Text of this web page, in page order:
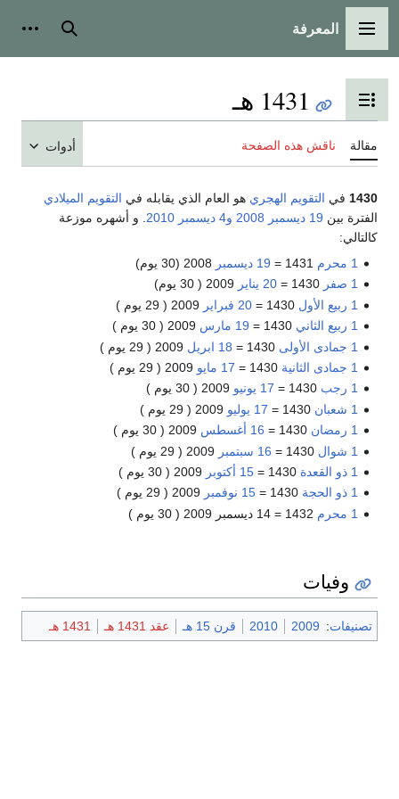
القائمة الرئيسية
المعرفة بحث
تبديل عرض جدول المحتويات
1431 هـ
مقالة ناقش هذه الصفحة أدوات
1430 في التقويم الهجري هو العام الذي يقابله في التقويم الميلادي
الفترة بين 19 ديسمبر 2008 و4 ديسمبر 2010 . و أشهره موزعة
كالتالي:
1 محرم
19 ديسمبر
1 صفر
1430 = 20 يناير
2009 ( 30 يوم)
1 ربيع الأول
1430 = 20 فبراير
2009 ( 29 يوم )
1 ربيع الثاني
1430 = 19 مارس
2009 ( 30 يوم )
1 جمادى الأولى
1430 = 18 ابريل
2009 ( 29 يوم )
1 جمادى الثانية
1430 = 17 مايو
2009 ( 29 يوم )
1 رجب
1430 = 17 يونيو
2009 ( 30 يوم )
1 شعبان
1430 = 17 يوليو
2009 ( 29 يوم )
1 رمضان
1430 = 16 أغسطس
2009 ( 30 يوم )
1 شوال
1430 = 16 سبتمبر
2009 ( 29 يوم )
1 ذو القعدة
1430 = 15 أكتوبر
2009 ( 30 يوم )
1 ذو الحجة
1430 = 15 نوفمبر
2009 ( 29 يوم )
1 محرم
وفيات
تصنيفات:
2009
2010 قرن 15 هـ عقد 1431 هـ 1431 هـ